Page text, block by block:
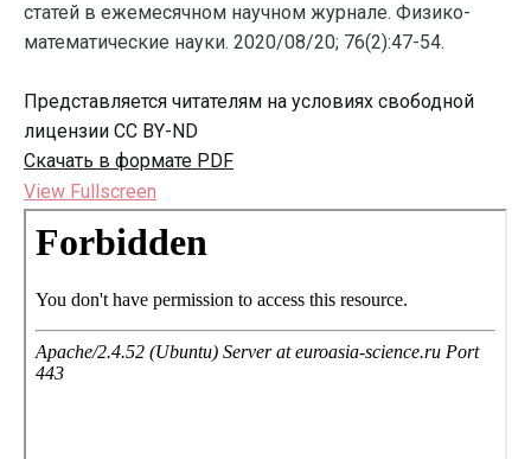
статей в ежемесячном научном журнале. Физико-
математические науки. 2020/08/20; 76(2):47-54.
Представляется читателям на условиях свободной
лицензии CC BY-ND
Скачать в формате PDF
View Fullscreen
Перейти
содержимому